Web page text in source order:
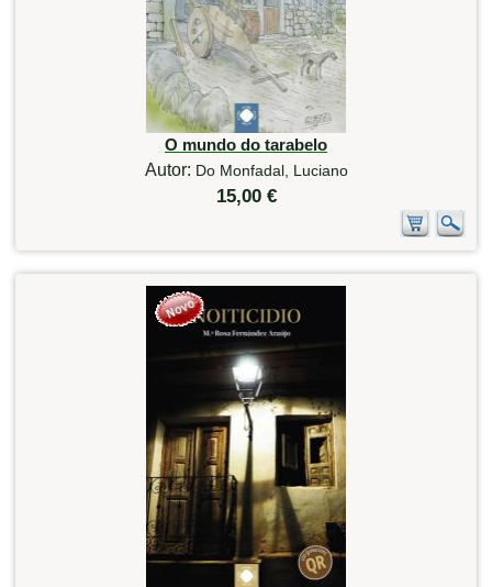
O mundo do tarabelo
Autor: Do Monfadal, Luciano
15,00 €